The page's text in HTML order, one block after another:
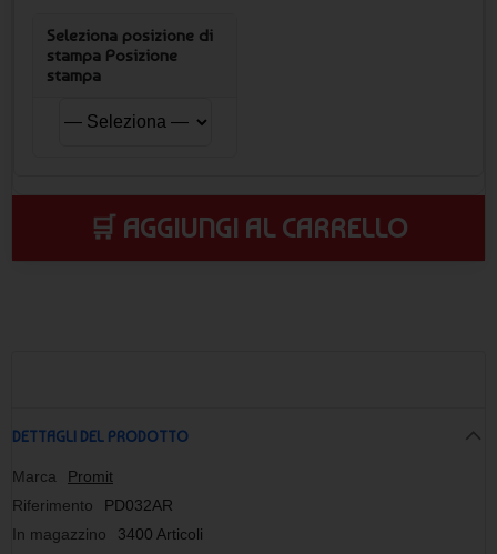
Seleziona posizione di
stampa Posizione
stampa
🛒 AGGIUNGI AL CARRELLO
DETTAGLI DEL PRODOTTO
Marca
Promit
Riferimento
PD032AR
In magazzino
3400 Articoli